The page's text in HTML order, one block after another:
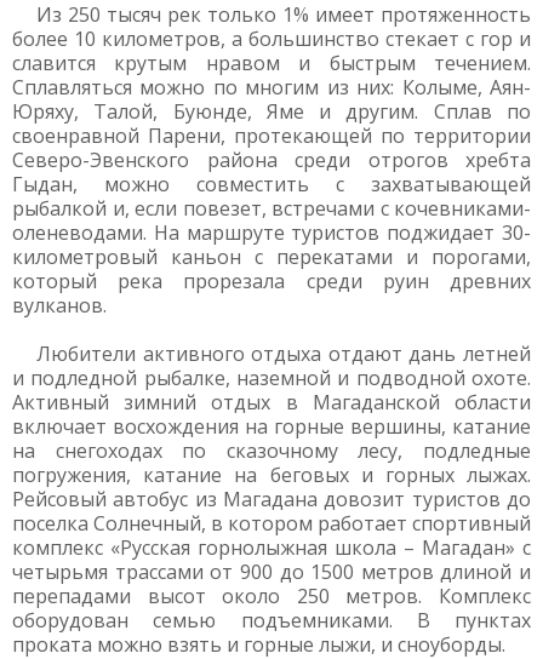
Из 250 тысяч рек только 1% имеет протяженность
более 10 километров, а большинство стекает с гор и
славится крутым нравом и быстрым течением.
Сплавляться можно по многим из них: Колыме, Аян-
Юряху, Талой, Буюнде, Яме и другим. Сплав по
своенравной Парени, протекающей по территории
Северо-Эвенского района среди отрогов хребта
Гыдан, можно совместить с захватывающей
рыбалкой и, если повезет, встречами с кочевниками-
оленеводами. На маршруте туристов поджидает 30-
километровый каньон с перекатами и порогами,
который река прорезала среди руин древних
вулканов.
Любители активного отдыха отдают дань летней
и подледной рыбалке, наземной и подводной охоте.
Активный зимний отдых в Магаданской области
включает восхождения на горные вершины, катание
на снегоходах по сказочному лесу, подледные
погружения, катание на беговых и горных лыжах.
Рейсовый автобус из Магадана довозит туристов до
поселка Солнечный, в котором работает спортивный
комплекс «Русская горнолыжная школа – Магадан» с
четырьмя трассами от 900 до 1500 метров длиной и
перепадами высот около 250 метров. Комплекс
оборудован семью подъемниками. В пунктах
проката можно взять и горные лыжи, и сноуборды.